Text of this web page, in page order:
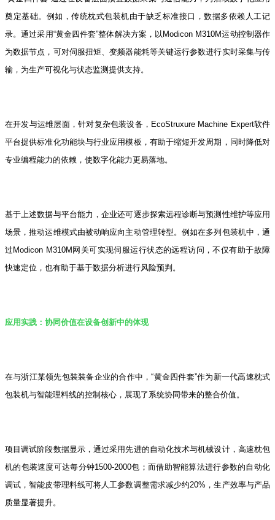
奠定基础。例如，传统枕式包装机由于缺乏标准接口，数据多依赖人工记
录。通过采用“黄金四件套”整体解决方案，以Modicon M310M运动控制器作
为数据节点，可对伺服扭矩、变频器能耗等关键运行参数进行实时采集与传
输，为生产可视化与状态监测提供支持。
在开发与运维层面，针对复杂包装设备，EcoStruxure Machine Expert软件
平台提供标准化功能块与行业应用模板，有助于缩短开发周期，同时降低对
专业编程能力的依赖，使数字化能力更易落地。
基于上述数据与平台能力，企业还可逐步探索远程诊断与预测性维护等应用
场景，推动运维模式由被动响应向主动管理转型。例如在多列包装机中，通
过Modicon M310M网关可实现伺服运行状态的远程访问，不仅有助于故障
快速定位，也有助于基于数据分析进行风险预判。
应用实践：协同价值在设备创新中的体现
在与浙江某领先包装装备企业的合作中，“黄金四件套”作为新一代高速枕式
包装机与智能理料线的控制核心，展现了系统协同带来的整合价值。
项目调试阶段数据显示，通过采用先进的自动化技术与机械设计，高速枕包
机的包装速度可达每分钟1500-2000包；而借助智能算法进行参数的自动化
调试，智能皮带理料线可将人工参数调整需求减少约20%，生产效率与产品
质量显著提升。